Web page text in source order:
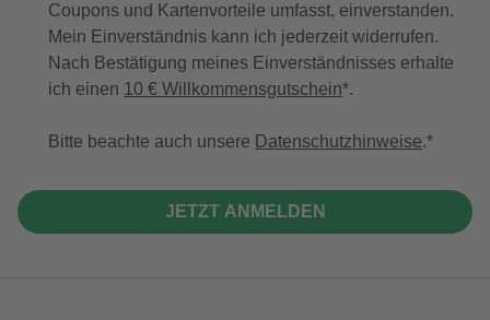
Coupons und Kartenvorteile umfasst, einverstanden.
Mein Einverständnis kann ich jederzeit widerrufen.
Nach Bestätigung meines Einverständnisses erhalte
ich einen 10 € Willkommensgutschein*.
Bitte beachte auch unsere Datenschutzhinweise.
JETZT ANMELDEN